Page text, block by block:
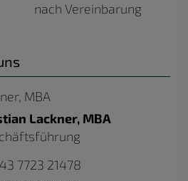
nach Vereinbarung
Lackner, MBA
7723 21478